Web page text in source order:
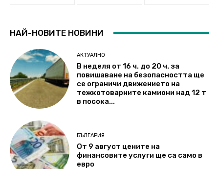
НАЙ-НОВИТЕ НОВИНИ
АКТУАЛНО
В неделя от 16 ч. до 20 ч. за
повишаване на безопасността ще
се ограничи движението на
тежкотоварните камиони над 12 т
в посока...
БЪЛГАРИЯ
От 9 август цените на
финансовите услуги ще са само в
евро